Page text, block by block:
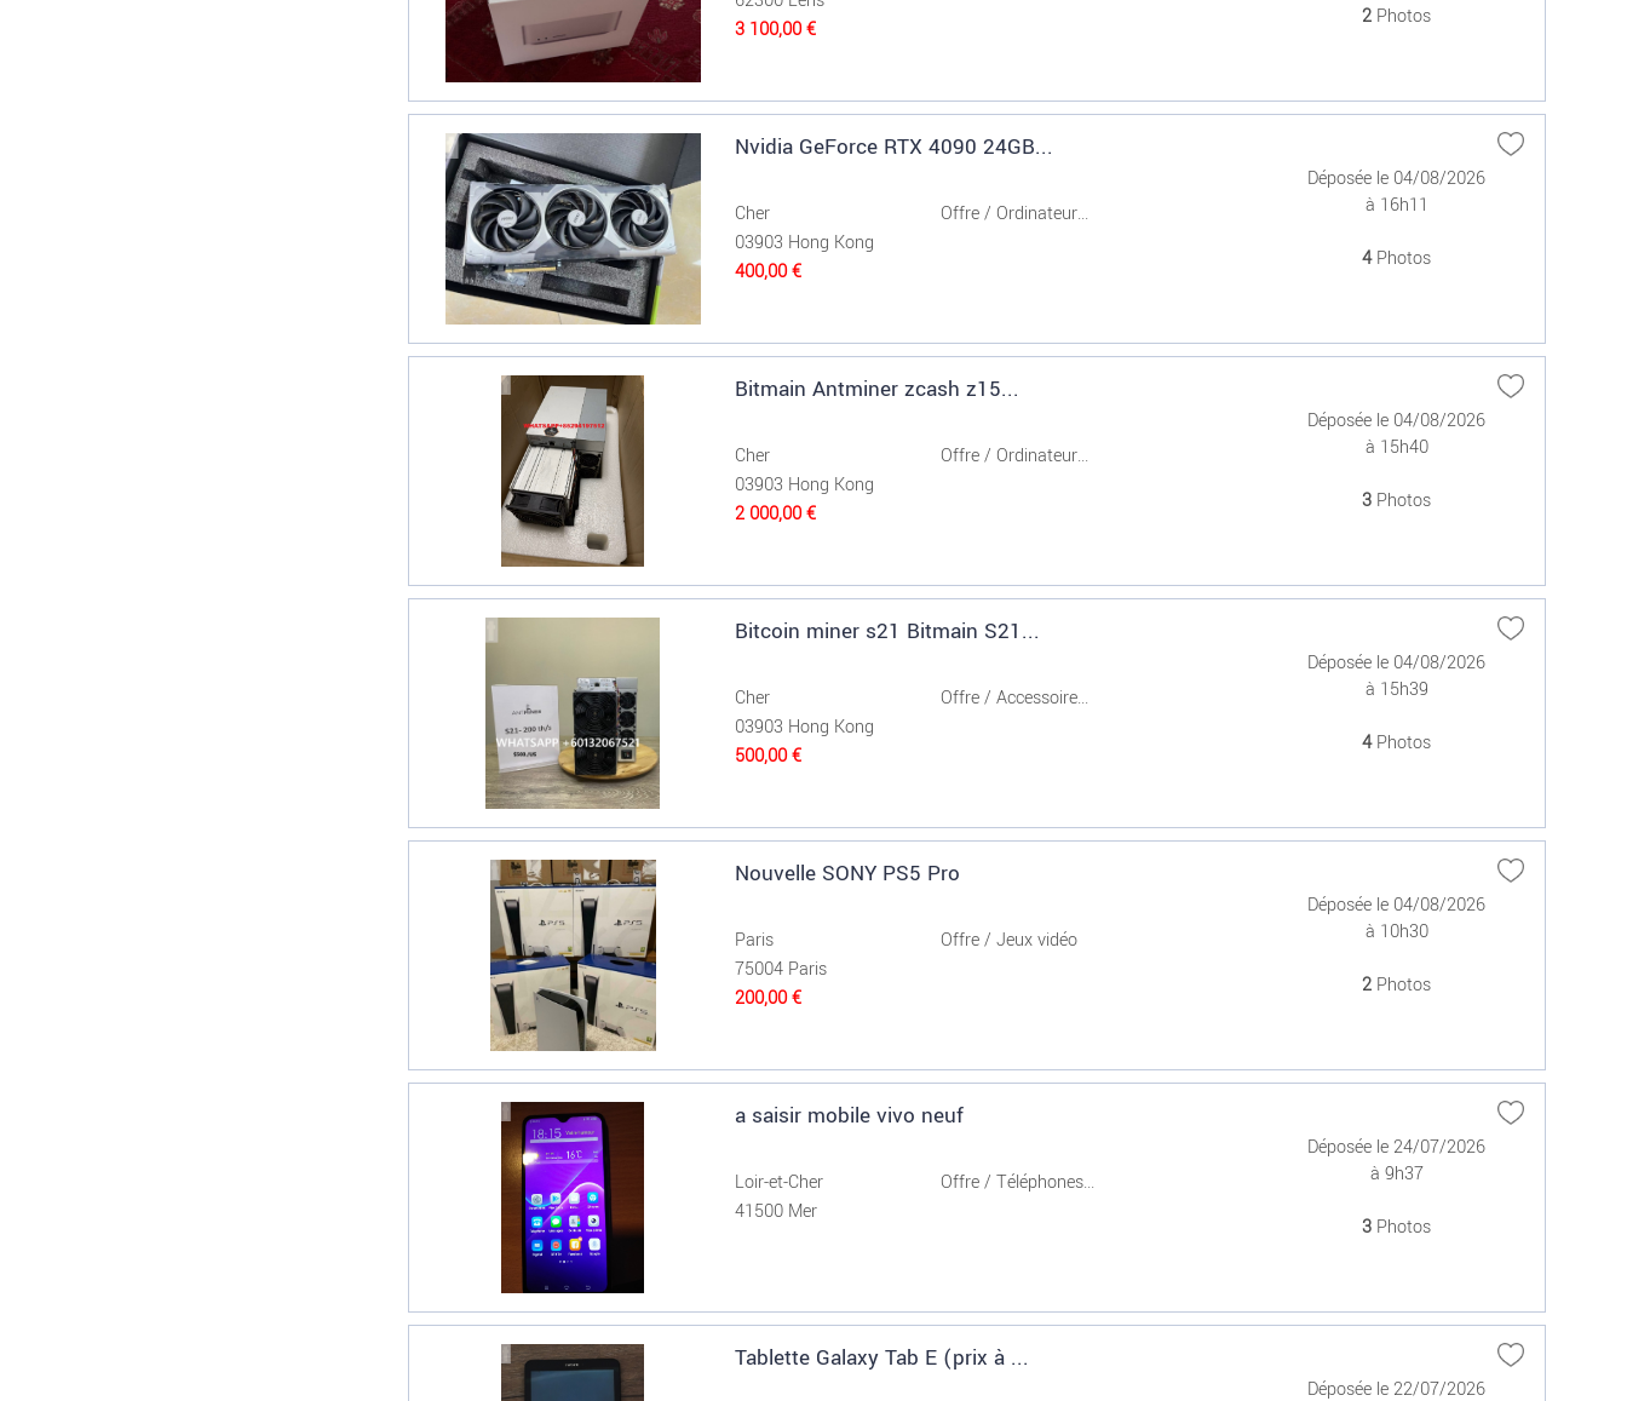
3 100,00 €
2 Photos
Nvidia GeForce RTX 4090 24GB...
Cher
03903 Hong Kong
400,00 €
Offre / Ordinateur...
Déposée le 04/08/2026
à 16h11
4Photos
Bitmain Antminer zcash z15...
Cher
03903 Hong Kong
2 000,00 €
Offre / Ordinateur...
Déposée le 04/08/2026
à 15h40
3 Photos
Bitcoin miner s21 Bitmain S21...
Cher
03903 Hong Kong
500,00 €
Offre / Accessoire...
Déposée le 04/08/2026
à 15h39
4Photos
Nouvelle SONY PS5 Pro
Paris
75004 Paris
200,00 €
Offre / Jeux vidéo
Déposée le 04/08/2026
à 10h30
2 Photos
a saisir mobile vivo neuf
Loir-et-Cher
41500 Mer
Offre / Téléphones...
Déposée le 24/07/2026
à 9h37
3 Photos
Tablette Galaxy Tab E (prix à ...
Déposée le 22/07/2026